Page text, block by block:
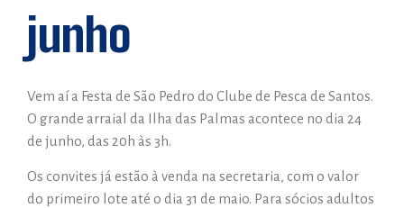
junho
Vem aí a Festa de São Pedro do Clube de Pesca de Santos.
O grande arraial da Ilha das Palmas acontece no dia 24
de junho, das 20h às 3h.
Os convites já estão à venda na secretaria, com o valor
do primeiro lote até o dia 31 de maio. Para sócios adultos